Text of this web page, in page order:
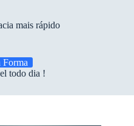
mais rápido
Forma
todo dia !